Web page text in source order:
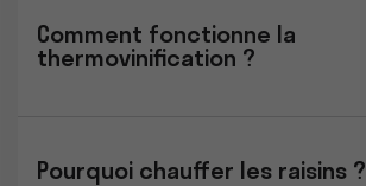
Comment fonctionne la
thermovinification ?
Pourquoi chauffer les raisins ?